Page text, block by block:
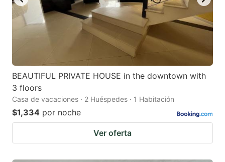
BEAUTIFUL PRIVATE HOUSE in the downtown with
3 floors
Casa de vacaciones · 2 Huéspedes · 1 Habitación
$1,334 por noche
Ver oferta